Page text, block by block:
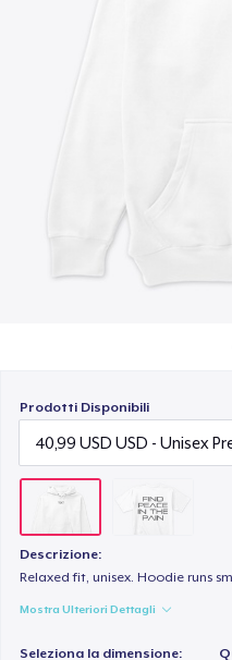
Prodotti Disponibili
Descrizione:
Relaxed fit, unisex. Hoodie runs
Mostra Ulteriori Dettagli
Seleziona la dimensione: